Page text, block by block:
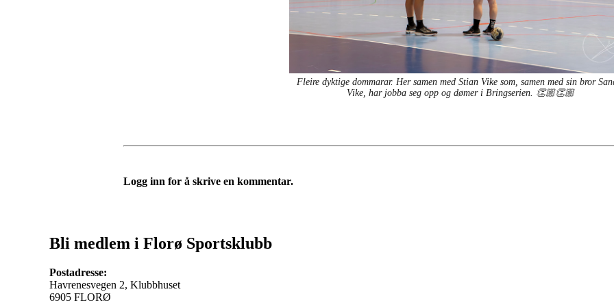
Fleire dyktige dommarar. Her samen med Stian Vike som, samen med sin bror
Vike, har jobba seg opp og dømer i Bringserien. 👏🏼👏🏼
Logg inn for å skrive en kommentar.
Bli medlem i Florø Sportsklubb
Postadresse:
Havrenesvegen 2, Klubbhuset
6905 FLORØ